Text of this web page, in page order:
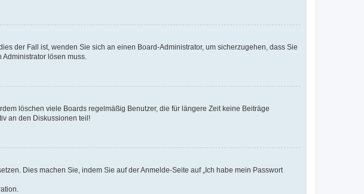
der Fall ist, wenden Sie sich an einen Board-Administrator, um sicherzugehen, dass Sie
lösen muss.
löschen viele Boards regelmäßig Benutzer, die für längere Zeit keine Beiträge
an den Diskussionen teil!
Dies machen Sie, indem Sie auf der Anmelde-Seite auf „Ich habe mein Passwort